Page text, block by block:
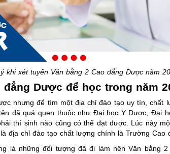
khi xét tuyển Văn bằng 2 Cao đẳng Dược năm
Dược để học trong năm
nhưng để tìm một địa chỉ đào tạo uy tín, chất
đã quá quen thuộc như Đại học Y Dược, Đại
thí sinh nào cũng có thể đạt được. Lúc này
địa chỉ đào tạo chất lượng chính là Trường Cao
là những đối tượng đã đi làm nên Văn bằng